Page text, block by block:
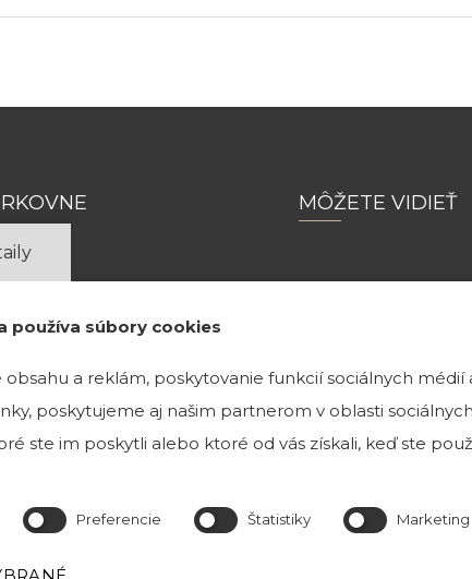
MÔŽETE VIDIEŤ
ktorá je k
Predajňa
používa súbory cookies
a reklám, poskytovanie funkcií sociálnych
poskytujeme aj našim partnerom v oblasti
ste im poskytli alebo ktoré od vás získali, keď ste
Preferencie Štatistiky Marketing